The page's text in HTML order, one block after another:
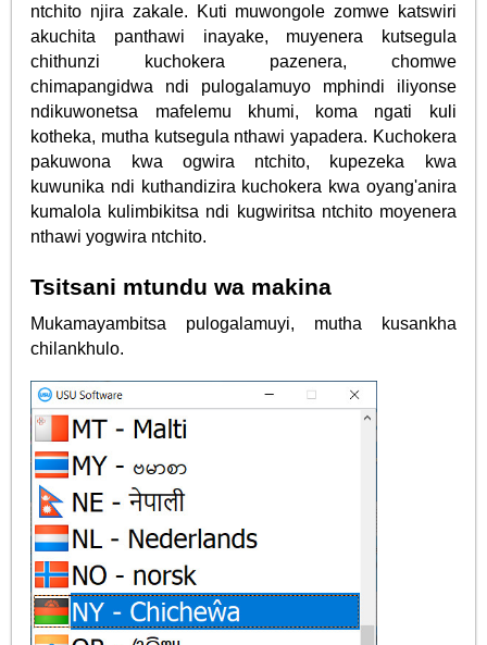
ntchito njira zakale. Kuti muwongole zomwe katswiri
akuchita panthawi inayake, muyenera kutsegula
chithunzi kuchokera pazenera, chomwe
chimapangidwa ndi pulogalamuyo mphindi iliyonse
ndikuwonetsa mafelemu khumi, koma ngati kuli
kotheka, mutha kutsegula nthawi yapadera. Kuchokera
pakuwona kwa ogwira ntchito, kupezeka kwa
kuwunika ndi kuthandizira kuchokera kwa oyang'anira
kumalola kulimbikitsa ndi kugwiritsa ntchito moyenera
nthawi yogwira ntchito.
Tsitsani mtundu wa makina
Mukamayambitsa pulogalamuyi, mutha kusankha
chilankhulo.